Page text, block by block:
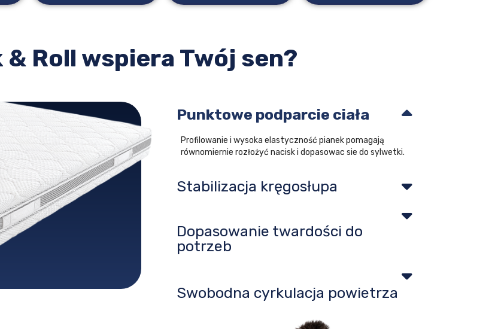
Roll wspiera Twój sen?
Punktowe podparcie ciała
Profilowanie i wysoka elastyczność pianek pomagają
równomiernie rozłożyć nacisk i dopasowac sie do sylwetki.
Stabilizacja kręgosłupa
Dopasowanie twardości do
potrzeb
Swobodna cyrkulacja powietrza